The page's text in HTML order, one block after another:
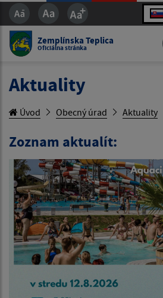
Zemplínska Teplica
Oficiálna stránka
Aktuality
Úvod Obecný úrad Aktuality
Zoznam aktualít: